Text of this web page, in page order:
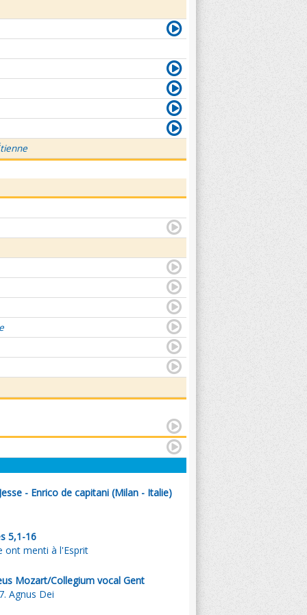
- Enrico de capitani (Milan - Italie)
5,1-16
ont menti à l'Esprit
Mozart/Collegium vocal Gent
Agnus Dei